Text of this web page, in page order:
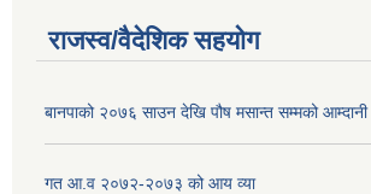
राजस्व/वैदेशिक सहयोग
बानपाको २०७६ साउन देखि पौष मसान्त सम्मको आम्दानी
गत आ.व २०७२-२०७३ को आय व्या